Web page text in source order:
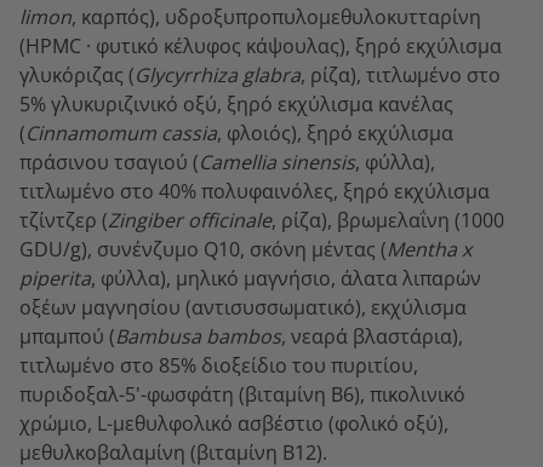
limon, καρπός), υδροξυπροπυλομεθυλοκυτταρίνη
(HPMC · φυτικό κέλυφος κάψουλας), ξηρό εκχύλισμα
γλυκόριζας (Glycyrrhiza glabra, ρίζα), τιτλωμένο στο
5% γλυκυριζινικό οξύ, ξηρό εκχύλισμα κανέλας
(Cinnamomum cassia, φλοιός), ξηρό εκχύλισμα
πράσινου τσαγιού (Camellia sinensis, φύλλα),
τιτλωμένο στο 40% πολυφαινόλες, ξηρό εκχύλισμα
τζίντζερ (Zingiber officinale, ρίζα), βρωμελαΐνη (1000
GDU/g), συνένζυμο Q10, σκόνη μέντας (Mentha x
piperita, φύλλα), μηλικό μαγνήσιο, άλατα λιπαρών
οξέων μαγνησίου (αντισυσσωματικό), εκχύλισμα
μπαμπού (Bambusa bambos, νεαρά βλαστάρια),
τιτλωμένο στο 85% διοξείδιο του πυριτίου,
πυριδοξαλ-5'-φωσφάτη (βιταμίνη B6), πικολινικό
χρώμιο, L-μεθυλφολικό ασβέστιο (φολικό οξύ),
μεθυλκοβαλαμίνη (βιταμίνη B12).